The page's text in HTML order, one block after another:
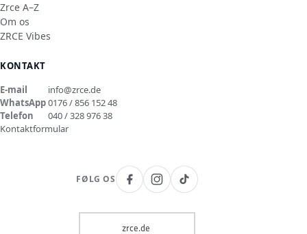
Zrce A–Z
Om os
ZRCE Vibes
KONTAKT
E-mail
info@zrce.de
WhatsApp0176 / 856 152 48
Telefon
040 / 328 976 38
Kontaktformular
FØLG OS